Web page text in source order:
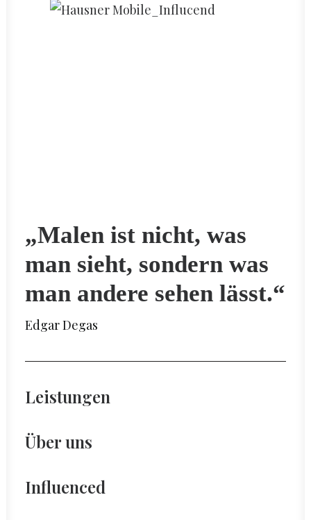
„Malen ist nicht, was
man sieht, sondern was
man andere sehen lässt.“
Edgar Degas
Leistungen
Über uns
Influenced